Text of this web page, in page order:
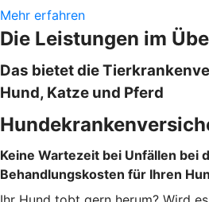
Mehr erfahren
Die Leistungen im
Das bietet die
Hund, Katze und Pferd
Keine Wartezeit bei Unfällen bei
Behandlungskosten für Ihren